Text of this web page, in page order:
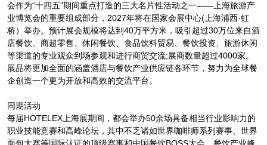
会作为“十四五”期间重点打造的三大名片性活动之一——上海旅游产
业博览会的重要组成部分，2027年将在国家会展中心(上海浦西·虹
桥）举办。预计展会规模将达到40万平方米，吸引超过30万位来自酒
店餐饮、商超零售、休闲餐饮、食品饮料贸易、餐饮投资、旅游休闲
等渠道的专业观众到场参观和进行商贸交流;展商数量超过4000家。
展品将更加全面的涵盖酒店与餐饮产业供应链各环节，努力为全球餐
企创造一个更为开放和高效的交流平台。
同期活动
每届HOTELEX上海展期间，都会举办50余场具备相当行业影响力的
职业技能竞赛和高峰论坛，其中不乏诸如世界咖啡师系列赛事、世界